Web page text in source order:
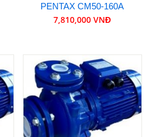
PENTAX CM50-160A
7,810,000 VNĐ